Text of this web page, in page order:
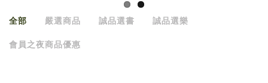
全部 嚴選商品 誠品選書 誠品選樂
會員之夜商品優惠